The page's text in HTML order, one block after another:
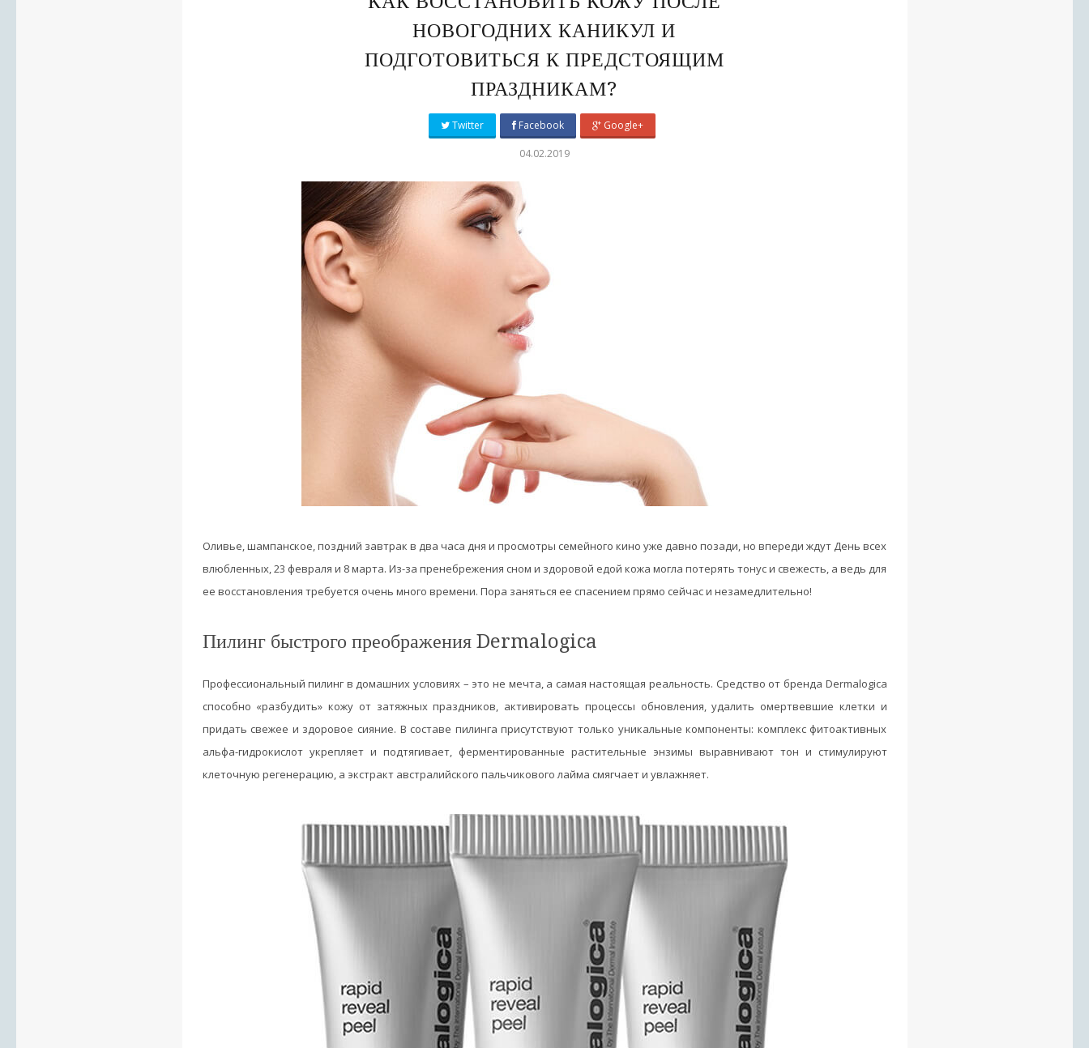
НОВОГОДНИХ КАНИКУЛ И
ПОДГОТОВИТЬСЯ К ПРЕДСТОЯЩИМ
ПРАЗДНИКАМ?
Twitter Facebook Google+
04.02.2019
Оливье, шампанское, поздний завтрак в два часа дня и просмотры семейного кино уже давно позади, но впереди ждут День всех
влюбленных, 23 февраля и 8 марта. Из-за пренебрежения сном и здоровой едой кожа могла потерять тонус и свежесть, а ведь для
ее восстановления требуется очень много времени. Пора заняться ее спасением прямо сейчас и незамедлительно!
Пилинг быстрого преображения Dermalogica
Профессиональный пилинг в домашних условиях – это не мечта, а самая настоящая реальность. Средство от бренда Dermalogica
способно «разбудить» кожу от затяжных праздников, активировать процессы обновления, удалить омертвевшие клетки и
придать свежее и здоровое сияние. В составе пилинга присутствуют только уникальные компоненты: комплекс фитоактивных
альфа-гидрокислот укрепляет и подтягивает, ферментированные растительные энзимы выравнивают тон и стимулируют
клеточную регенерацию, а экстракт австралийского пальчикового лайма смягчает и увлажняет.